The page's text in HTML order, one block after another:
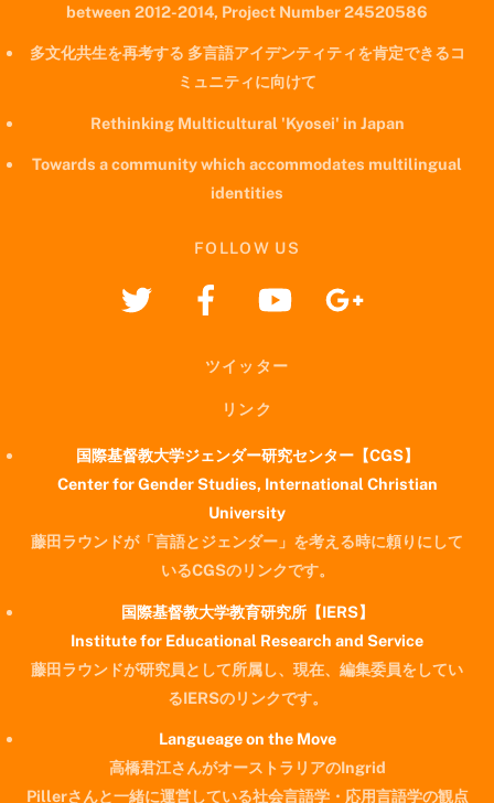
between 2012-2014, Project Number 24520586
多文化共生を再考する 多言語アイデンティティを肯定できるコ
ミュニティに向けて
Rethinking Multicultural 'Kyosei' in Japan
Towards a community which accommodates multilingual
identities
FOLLOW US
ツイッター
リンク
国際基督教大学ジェンダー研究センター【CGS】
Center for Gender Studies, International Christian
University
藤田ラウンドが「言語とジェンダー」を考える時に頼りにして
いるCGSのリンクです。
国際基督教大学教育研究所【IERS】
Institute for Educational Research and Service
藤田ラウンドが研究員として所属し、現在、編集委員をしてい
るIERSのリンクです。
Langueage on the Move
高橋君江さんがオーストラリアのIngrid
Pillerさんと一緒に運営している社会言語学・応用言語学の観点